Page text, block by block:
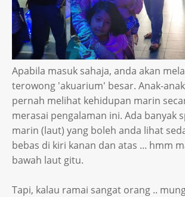
Apabila masuk sahaja, anda akan
terowong 'akuarium' besar. Anak-
pernah melihat kehidupan marin
merasai pengalaman ini. Ada banyak
marin (laut) yang boleh anda lihat
bebas di kiri kanan dan atas ... hmm
bawah laut gitu.
Tapi, kalau ramai sangat orang ..